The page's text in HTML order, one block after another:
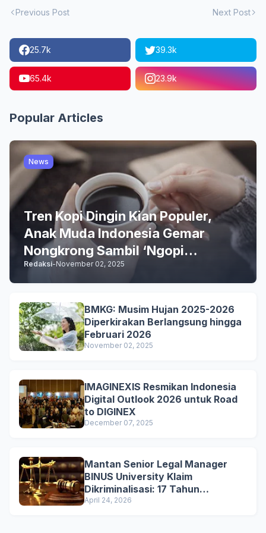
Previous Post Next Post
25.7k 39.3k
65.4k 23.9k
Popular Articles
News
Tren Kopi Dingin Kian Populer,
Anak Muda Indonesia Gemar
Nongkrong Sambil ‘Ngopi
Aesthetic
Redaksi-November 02, 2025
BMKG: Musim Hujan 2025-2026
Diperkirakan Berlangsung hingga
Februari 2026
November 02, 2025
IMAGINEXIS Resmikan Indonesia
Digital Outlook 2026 untuk Road
to DIGINEX
December 07, 2025
Mantan Senior Legal Manager
BINUS University Klaim
Dikriminalisasi: 17 Tahun
Mengabdi Berujung Status
April 24, 2026